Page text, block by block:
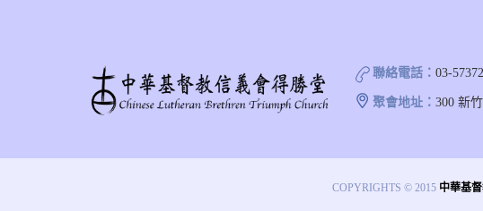
聯絡電話： 03-
聚會地址： 300 新
COPYRIGHTS © 2015 中華基